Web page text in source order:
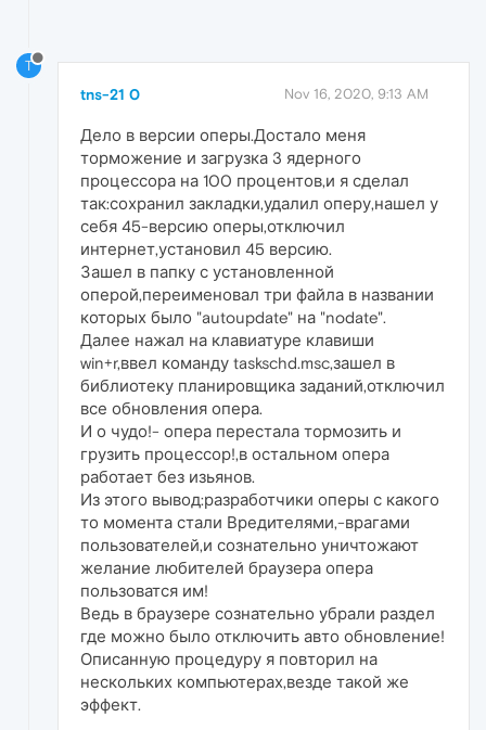
T
tns-21 0 Nov 16, 2020, 9:13 AM
Дело в версии оперы.Достало меня
торможение и загрузка 3 ядерного
процессора на 100 процентов,и я сделал
так:сохранил закладки,удалил оперу,нашел у
себя 45-версию оперы,отключил
интернет,установил 45 версию.
Зашел в папку с установленной
оперой,переименовал три файла в названии
которых было "autoupdate" на "nodate".
Далее нажал на клавиатуре клавиши
win+r,ввел команду taskschd.msc,зашел в
библиотеку планировщика заданий,отключил
все обновления опера.
И о чудо!- опера перестала тормозить и
грузить процессор!,в остальном опера
работает без изьянов.
Из этого вывод:разработчики оперы с какого
то момента стали Вредителями,-врагами
пользователей,и сознательно уничтожают
желание любителей браузера опера
пользоватся им!
Ведь в браузере сознательно убрали раздел
где можно было отключить авто обновление!
Описанную процедуру я повторил на
нескольких компьютерах,везде такой же
эффект.